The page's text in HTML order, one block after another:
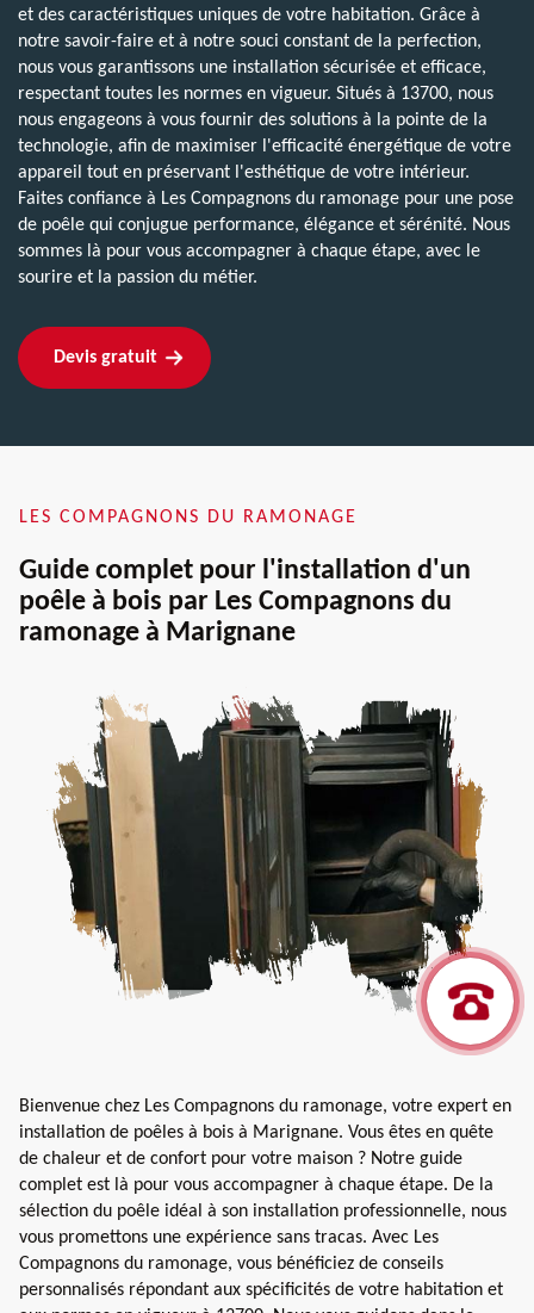
et des caractéristiques uniques de votre habitation. Grâce à
notre savoir-faire et à notre souci constant de la perfection,
nous vous garantissons une installation sécurisée et efficace,
respectant toutes les normes en vigueur. Situés à 13700, nous
nous engageons à vous fournir des solutions à la pointe de la
technologie, afin de maximiser l'efficacité énergétique de votre
appareil tout en préservant l'esthétique de votre intérieur.
Faites confiance à Les Compagnons du ramonage pour une pose
de poêle qui conjugue performance, élégance et sérénité. Nous
sommes là pour vous accompagner à chaque étape, avec le
sourire et la passion du métier.
Devis gratuit
LES COMPAGNONS DU RAMONAGE
Guide complet pour l'installation d'un
poêle à bois par Les Compagnons du
ramonage à Marignane
Bienvenue chez Les Compagnons du ramonage, votre expert en
installation de poêles à bois à Marignane. Vous êtes en quête
de chaleur et de confort pour votre maison ? Notre guide
complet est là pour vous accompagner à chaque étape. De la
sélection du poêle idéal à son installation professionnelle, nous
vous promettons une expérience sans tracas. Avec Les
Compagnons du ramonage, vous bénéficiez de conseils
personnalisés répondant aux spécificités de votre habitation et